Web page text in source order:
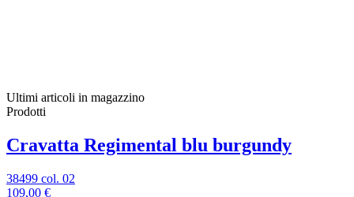
Ultimi articoli in magazzino
Prodotti
Cravatta Regimental blu burgundy
38499 col. 02
109,00 €